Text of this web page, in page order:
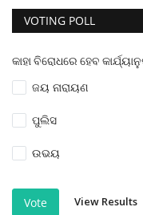
VOTING POLL
କାହା ବିରୋଧରେ ହେବ
ଜୟ ନାରାୟଣ
ପୁଲିସ
ଉଭୟ
Vote View Results